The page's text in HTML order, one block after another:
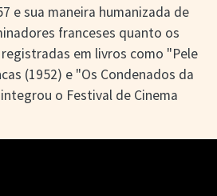
e sua maneira humanizada de
franceses quanto os
em livros como "Pele
(1952) e "Os Condenados da
o Festival de Cinema